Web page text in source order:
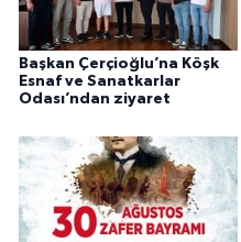
Başkan Çerçioğlu’na Köşk
Esnaf ve Sanatkarlar
Odası’ndan ziyaret